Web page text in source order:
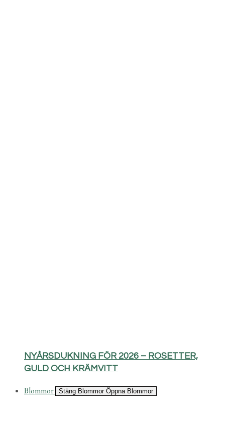
NYÅRSDUKNING FÖR 2026 – ROSETTER,
GULD OCH KRÄMVITT
Blommor Stäng Blommor Öppna Blommor